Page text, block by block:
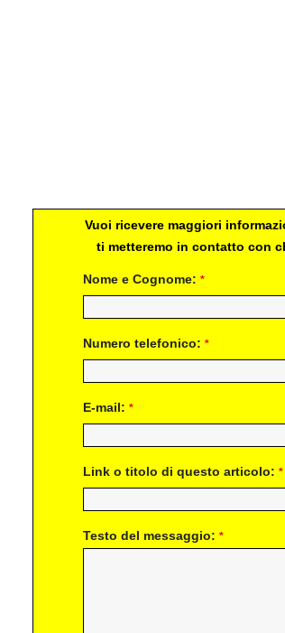
Vuoi ricevere maggiori
ti metteremo in contatto con
Nome e Cognome: *
Numero telefonico: *
E-mail: *
Link o titolo di questo articolo: *
Testo del messaggio: *